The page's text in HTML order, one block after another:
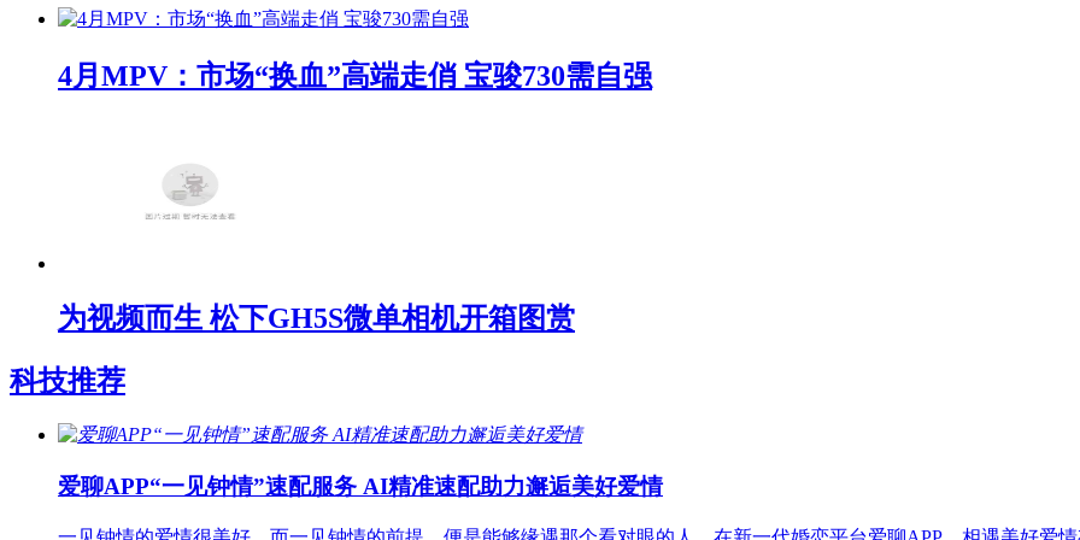
4月MPV：市场“换血”高端走俏 宝骏730需自强
为视频而生 松下GH5S微单相机开箱图赏
科技推荐
爱聊APP“一见钟情”速配服务 AI精准速配助力邂逅美好爱情